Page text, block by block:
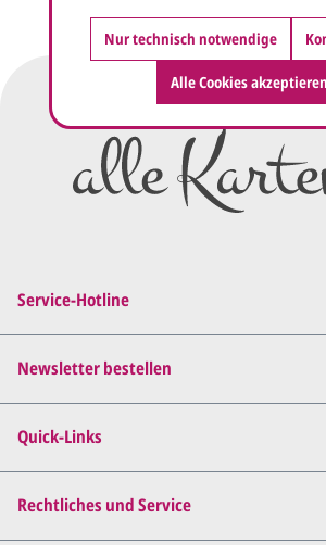
Druck.
Wir erstellen ein
Preisangebotund im
Anschluss den ersten
Entwurf/
Diesen senden wir
PDF per E-Mail.
uns, was Sie am
Wir senden Ihnen den
Dies wiederholen wir
bis
Service-Hotline
Rechtliches und Service
Quick-Links
Newsletter bestellen
Nur technisch notwendige
Alle Cookies akzeptieren